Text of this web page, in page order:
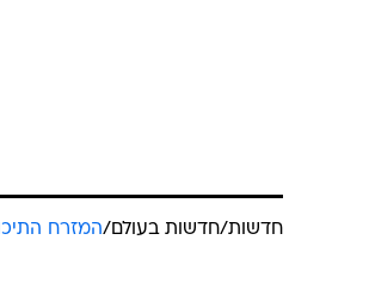
חדשות/חדשות בעולם/המזרח התיכון